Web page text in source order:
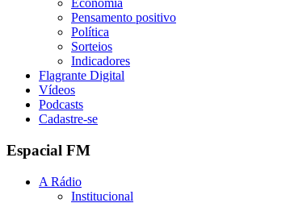
Economia
Pensamento positivo
Política
Sorteios
Indicadores
Flagrante Digital
Vídeos
Podcasts
Cadastre-se
Espacial FM
A Rádio
Institucional